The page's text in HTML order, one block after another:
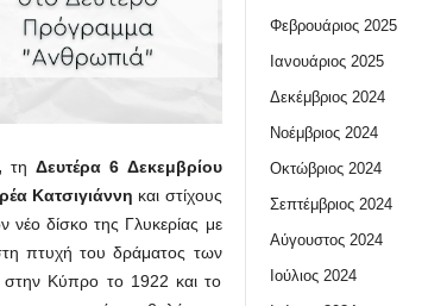
τηΔευτέρα 6 Δεκεμβρίου
Κατσιγιάννη και στίχους
νέο δίσκο της Γλυκερίας με
πτυχή του δράματος των
Κύπρο το 1922 και το
Φεβρουάριος 2025
Ιανουάριος 2025
Δεκέμβριος 2024
Νοέμβριος 2024
Οκτώβριος 2024
Σεπτέμβριος 2024
Αύγουστος 2024
Ιούλιος 2024